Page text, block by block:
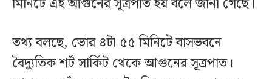
তথ্য বলছে, ভোর ৪টা ৫৫ মিনিটে বাসভবনে
বৈদ্যুতিক শর্ট সার্কিট থেকে আগুনের সূত্রপাত।